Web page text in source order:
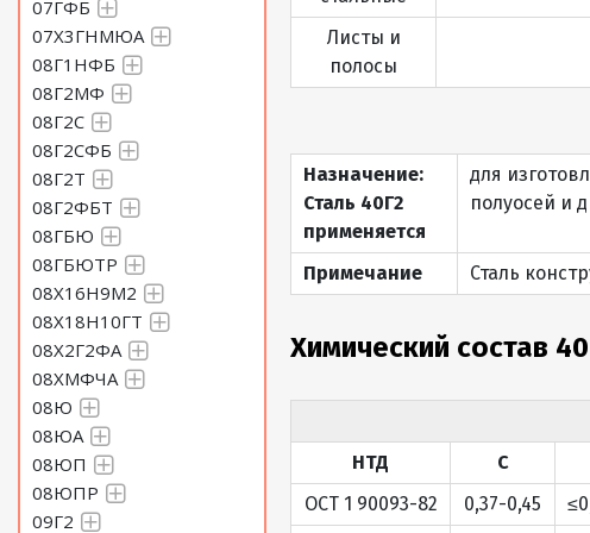
07ГФБ
07Х3ГНМЮА
08Г1НФБ
08Г2МФ
08Г2С
08Г2СФБ
08Г2Т
08Г2ФБТ
08ГБЮ
08ГБЮТР
08Х16Н9М2
08Х18Н10ГТ
08Х2Г2ФА
08ХМФЧА
08Ю
08ЮА
08ЮП
08ЮПР
09Г2
Листы и
полосы
Назначение:
Сталь 40Г2
применяется
для
полуосей и
Примечание Сталь
Химический состав
НТД
C
ОСТ 1 90093-82
0,37-0,45